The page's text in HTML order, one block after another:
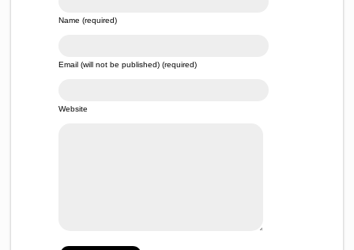
Name (required)
Email (will not be published) (required)
Website